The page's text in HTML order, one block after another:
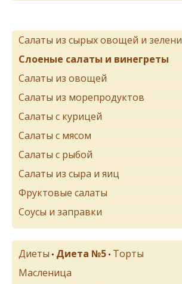
Салаты из сырых овощей и зелени
Слоеные салаты и винегреты
Салаты из овощей
Салаты из морепродуктов
Салаты с курицей
Салаты с мясом
Салаты с рыбой
Салаты из сыра и яиц
Фруктовые салаты
Соусы и заправки
Диеты • Диета №5 • Торты
Масленица